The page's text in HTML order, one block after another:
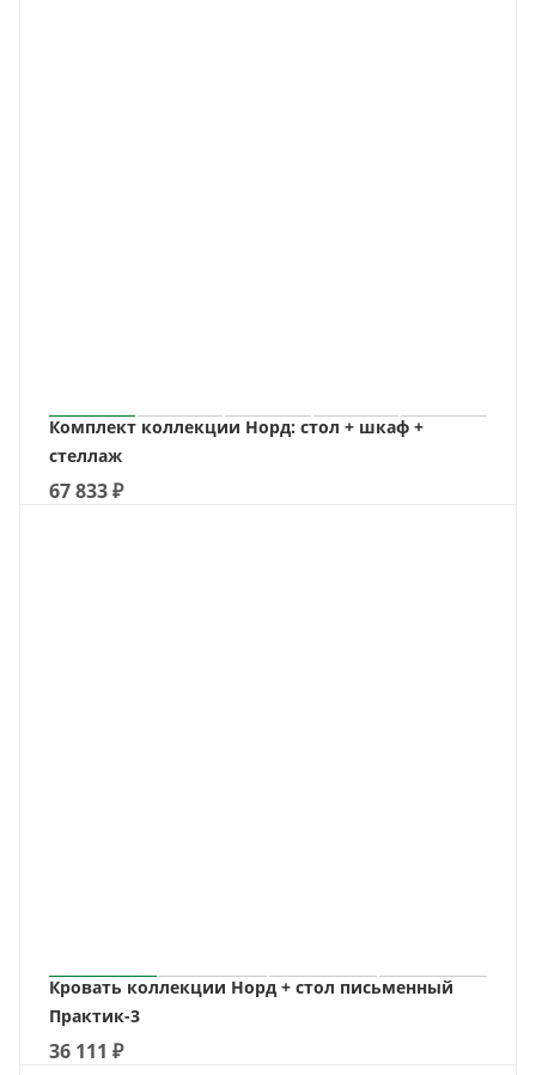
Комплект коллекции Норд: стол + шкаф +
стеллаж
67 833₽
Кровать коллекции Норд + стол письменный
Практик-3
36 111 ₽